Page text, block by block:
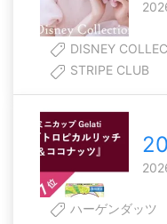
DISNEY
STRIPE CLUB
ハーゲンダッツ